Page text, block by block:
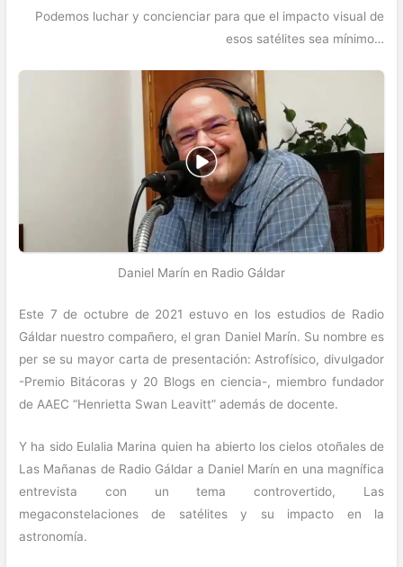
Podemos luchar y concienciar para que el impacto visual de
esos satélites sea mínimo…
Daniel Marín en Radio Gáldar
Este 7 de octubre de 2021 estuvo en los estudios de Radio
Gáldar nuestro compañero, el gran Daniel Marín. Su nombre es
per se su mayor carta de presentación: Astrofísico, divulgador
-Premio Bitácoras y 20 Blogs en ciencia-, miembro fundador
de AAEC “Henrietta Swan Leavitt” además de docente.
Y ha sido Eulalia Marina quien ha abierto los cielos otoñales de
Las Mañanas de Radio Gáldar a Daniel Marín en una magnífica
entrevista con un tema controvertido, Las
megaconstelaciones de satélites y su impacto en la
astronomía.